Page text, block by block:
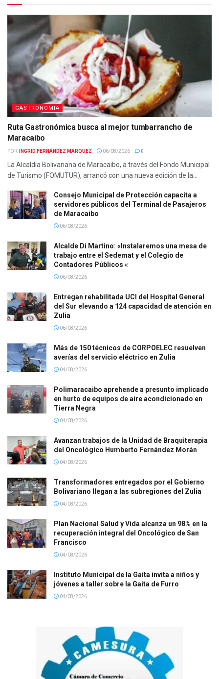
GASTRONOMIA
Ruta Gastronómica busca al mejor tumbarrancho de
Maracaibo
POR: INGRID FERNÁNDEZ MÁRQUEZ 06/08/2026 0
La Alcaldía Bolivariana de Maracaibo, a través del Fondo Municipal
de Turismo (FOMUTUR), arrancó con una nueva edición de la...
Consejo Municipal de Protección capacita a
servidores públicos del Terminal de Pasajeros
de Maracaibo
06/08/2026
Alcalde Di Martino: «Instalaremos una mesa de
trabajo entre el Sedemat y el Colegio de
Contadores Públicos «
06/08/2026
Entregan rehabilitada UCI del Hospital General
del Sur elevando a 124 capacidad de atención en
Zulia
06/08/2026
Más de 150 técnicos de CORPOELEC resuelven
averías del servicio eléctrico en Zulia
04/08/2026
Polimaracaibo aprehende a presunto implicado
en hurto de equipos de aire acondicionado en
Tierra Negra
04/08/2026
Avanzan trabajos de la Unidad de Braquiterapia
del Oncológico Humberto Fernández Morán
04/08/2026
Transformadores entregados por el Gobierno
Bolivariano llegan a las subregiones del Zulia
04/08/2026
Plan Nacional Salud y Vida alcanza un 98% en la
recuperación integral del Oncológico de San
Francisco
04/08/2026
Instituto Municipal de la Gaita invita a niños y
jóvenes a taller sobre la Gaita de Furro
04/08/2026